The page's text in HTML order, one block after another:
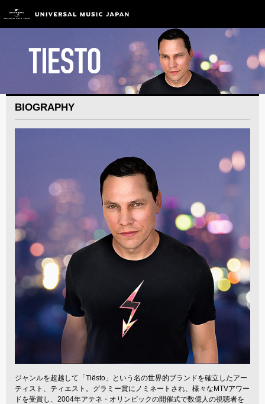
BIOGRAPHY
ジャンルを超越して「Tiësto」という名の世界的ブランドを確立したアー
ティスト、ティエスト。グラミー賞にノミネートされ、様々なMTVアワー
ドを受賞し、2004年アテネ・オリンピックの開催式で数億人の視聴者を